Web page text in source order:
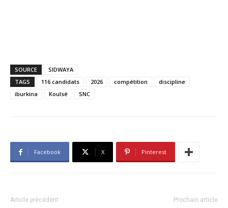
SOURCE
SIDWAYA
TAGS
116 candidats 2026 compétition
discipline
iburkina
Koulsé SNC
Facebook X Pinterest
Article précédent Prochain article